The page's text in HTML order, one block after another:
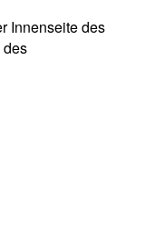
Innenseite des
des